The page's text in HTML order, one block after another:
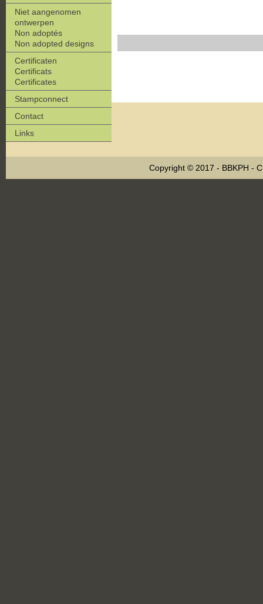
Niet aangenomen
ontwerpen
Non adoptés
Non adopted designs
Certificaten
Certificats
Certificates
Stampconnect
Contact
Links
Copyright © 2017 - BBKPH -